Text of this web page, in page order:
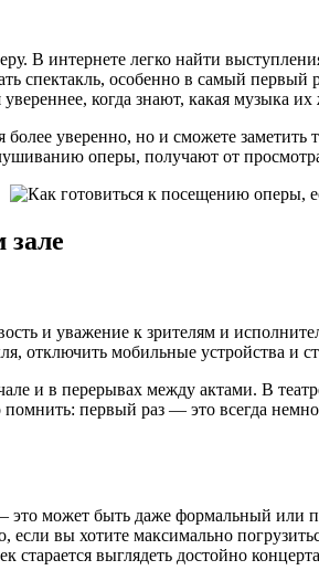
В интернете легко найти
спектакль, особенно в самый
когда знают, какая музыка их
более уверенно, но и сможете
оперы, получают от
зале
и уважение к зрителям и
отключить мобильные устройства и
и в перерывах между актами. В
первый раз — это всегда
это может быть даже формальный
если вы хотите максимально
старается выглядеть достойно